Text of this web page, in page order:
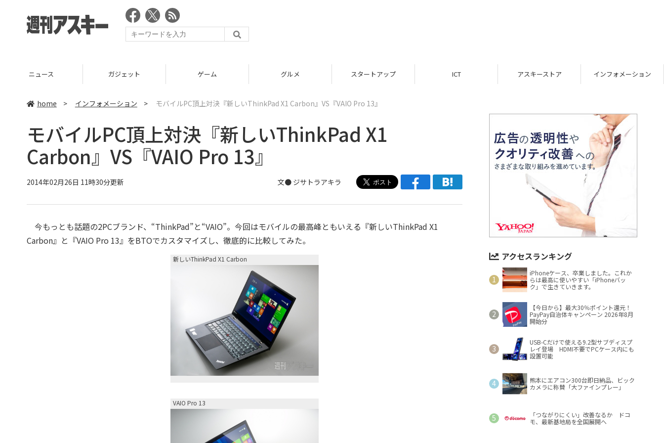
ニュース ガジェット ゲーム グルメ スタートアップ ICT アスキーストア インフォメーション
home > インフォメーション > モバイルPC頂上対決『新しいThinkPad X1 Carbon』VS『VAIO Pro 13』
モバイルPC頂上対決『新しいThinkPad X1
Carbon』VS『VAIO Pro 13』
2014年02月26日 11時30分更新 文● ジサトラアキラ
今もっとも話題の2PCブランド、“ThinkPad”と“VAIO”。今回はモバイルの最高峰ともいえる『新しいThinkPad X1
Carbon』と『VAIO Pro 13』をBTOでカスタマイズし、徹底的に比較してみた。
新しいThinkPad X1 Carbon
VAIO Pro 13
アクセスランキング
iPhoneケース、卒業しました。これか
らは最高に使いやすい「iPhoneバッ
ク」で生きていきます。
【今日から】最大30％ポイント還元！
PayPay自治体キャンペーン 2026年8月
開始分
USB-Cだけで使える9.2型サブディスプ
レイ登場 HDMI不要でPCケース内にも
設置可能
熊本にエアコン300台即日納品、ビック
カメラに称賛「大ファインプレー」
「つながりにくい」改善なるか ドコ
モ、最新基地局を全国展開へ